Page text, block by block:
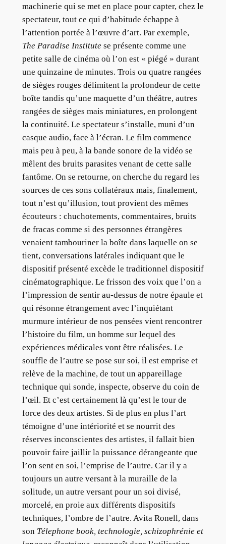
machinerie qui se met en place pour capter, chez le
spectateur, tout ce qui d’habitude échappe à
l’attention portée à l’œuvre d’art. Par exemple,
The Paradise Institutese présente comme une
petite salle de cinéma où l’on est « piégé » durant
une quinzaine de minutes. Trois ou quatre rangées
de sièges rouges délimitent la profondeur de cette
boîte tandis qu’une maquette d’un théâtre, autres
rangées de sièges mais miniatures, en prolongent
la continuité. Le spectateur s’installe, muni d’un
casque audio, face à l’écran. Le film commence
mais peu à peu, à la bande sonore de la vidéo se
mêlent des bruits parasites venant de cette salle
fantôme. On se retourne, on cherche du regard les
sources de ces sons collatéraux mais, finalement,
tout n’est qu’illusion, tout provient des mêmes
écouteurs : chuchotements, commentaires, bruits
de fracas comme si des personnes étrangères
venaient tambouriner la boîte dans laquelle on se
tient, conversations latérales indiquant que le
dispositif présenté excède le traditionnel dispositif
cinématographique. Le frisson des voix que l’on a
l’impression de sentir au-dessus de notre épaule et
qui résonne étrangement avec l’inquiétant
murmure intérieur de nos pensées vient rencontrer
l’histoire du film, un homme sur lequel des
expériences médicales vont être réalisées. Le
souffle de l’autre se pose sur soi, il est emprise et
relève de la machine, de tout un appareillage
technique qui sonde, inspecte, observe du coin de
l’œil. Et c’est certainement là qu’est le tour de
force des deux artistes. Si de plus en plus l’art
témoigne d’une intériorité et se nourrit des
réserves inconscientes des artistes, il fallait bien
pouvoir faire jaillir la puissance dérangeante que
l’on sent en soi, l’emprise de l’autre. Car il y a
toujours un autre versant à la muraille de la
solitude, un autre versant pour un soi divisé,
morcelé, en proie aux différents dispositifs
techniques, l’ombre de l’autre. Avita Ronell, dans
son Télephone book, technologie, schizophrénie et